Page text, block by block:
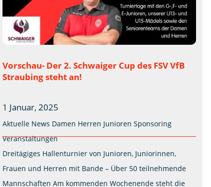
Vorschau- Der 2. Schwaiger Cup des FSV VfB
Straubing steht an!
1 Januar, 2025
Aktuelle News Damen Herren Junioren Sponsoring
Veranstaltungen
Dreitägiges Hallenturnier von Junioren, Juniorinnen,
Frauen und Herren mit Bande – Über 50 teilnehmende
Mannschaften Am kommenden Wochenende steht die